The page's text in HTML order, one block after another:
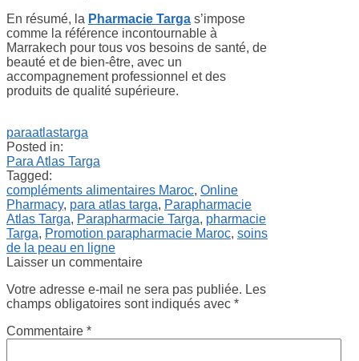
En résumé, la Pharmacie Targa s’impose
comme la référence incontournable à
Marrakech pour tous vos besoins de santé, de
beauté et de bien-être, avec un
accompagnement professionnel et des
produits de qualité supérieure.
paraatlastarga
Posted in:
Para Atlas Targa
Tagged:
compléments alimentaires Maroc, Online
Pharmacy, para atlas targa, Parapharmacie
Atlas Targa, Parapharmacie Targa, pharmacie
Targa, Promotion parapharmacie Maroc, soins
de la peau en ligne
Laisser un commentaire
Votre adresse e-mail ne sera pas publiée. Les
champs obligatoires sont indiqués avec *
Commentaire *